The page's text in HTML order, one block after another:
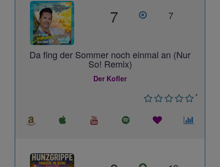
7 7
Da fing der Sommer noch einmal an (Nur
So! Remix)
Der Kofler
*